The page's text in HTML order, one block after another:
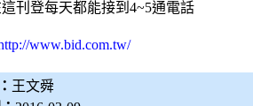
刊登每天都能接到4~5通電話
www.bid.com.tw/
王文舜